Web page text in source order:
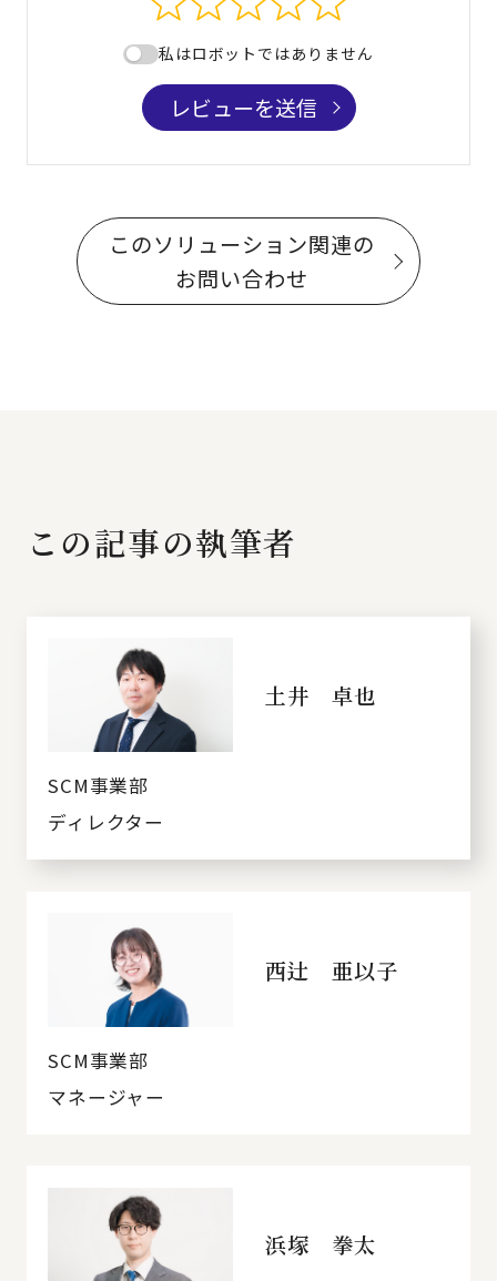
私はロボットではありません
レビューを送信
このソリューション関連の
お問い合わせ
この記事の執筆者
土井 卓也
SCM事業部
ディレクター
西辻 亜以子
SCM事業部
マネージャー
浜塚 拳太